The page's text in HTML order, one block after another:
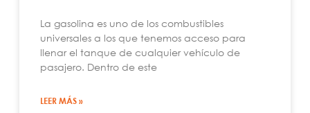
La gasolina es uno de los combustibles
universales a los que tenemos acceso para
llenar el tanque de cualquier vehículo de
pasajero. Dentro de este
LEER MÁS »